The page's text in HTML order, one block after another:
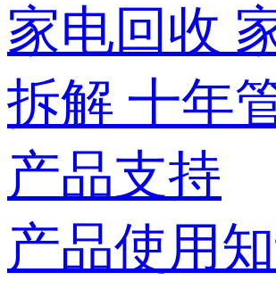
家电回收
拆解 十年
产品支持
产品使用